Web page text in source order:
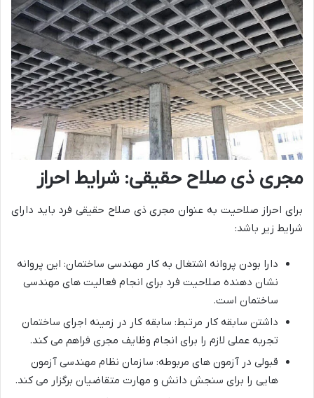
مجری ذی صلاح حقیقی: شرایط احراز
برای احراز صلاحیت به عنوان مجری ذی صلاح حقیقی فرد باید دارای
شرایط زیر باشد:
دارا بودن پروانه اشتغال به کار مهندسی ساختمان: این پروانه
نشان دهنده صلاحیت فرد برای انجام فعالیت های مهندسی
ساختمان است.
داشتن سابقه کار مرتبط: سابقه کار در زمینه اجرای ساختمان
تجربه عملی لازم را برای انجام وظایف مجری فراهم می کند.
قبولی در آزمون های مربوطه: سازمان نظام مهندسی آزمون
هایی را برای سنجش دانش و مهارت متقاضیان برگزار می کند.